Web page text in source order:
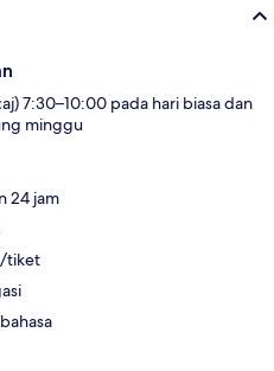
7:30–10:00 pada hari biasa dan
minggu
24 jam
tiket